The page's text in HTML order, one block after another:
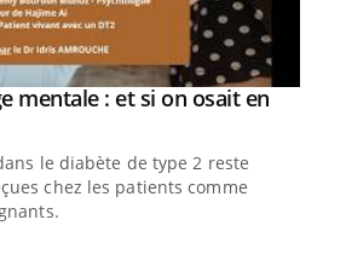
mentale : et si on osait en
le diabète de type 2 reste
chez les patients comme